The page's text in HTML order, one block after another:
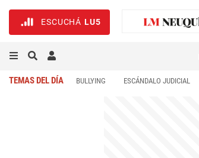
ESCUCHÁ LU5
TEMAS DEL DÍA BULLYING ESCÁNDALO JUDICIAL